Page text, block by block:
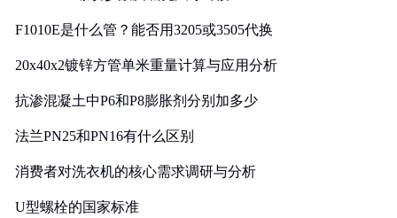
F1010E是什么管？能否用3205或3505代换
20x40x2镀锌方管单米重量计算与应用分析
抗渗混凝土中P6和P8膨胀剂分别加多少
法兰PN25和PN16有什么区别
消费者对洗衣机的核心需求调研与分析
U型螺栓的国家标准